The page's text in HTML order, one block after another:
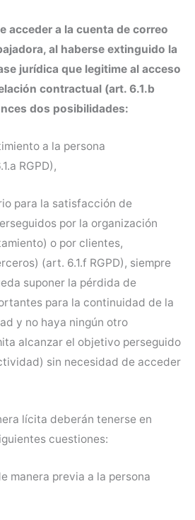
acceder a la cuenta de correo
al haberse extinguido la
jurídica que legitime al acceso
contractual (art. 6.1.b
dos posibilidades:
a la persona
RGPD),
para la satisfacción de
por la organización
o por clientes,
(art. 6.1.f RGPD), siempre
suponer la pérdida de
para la continuidad de la
y no haya ningún otro
alcanzar el objetivo perseguido
sin necesidad de acceder
lícita deberán tenerse en
cuestiones:
manera previa a la persona